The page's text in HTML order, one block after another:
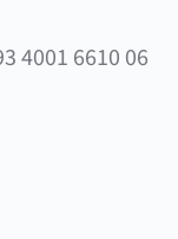
4001 6610 06